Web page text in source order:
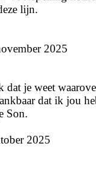
lijn.
2025
je weet
dat ik jou
Son.
2025